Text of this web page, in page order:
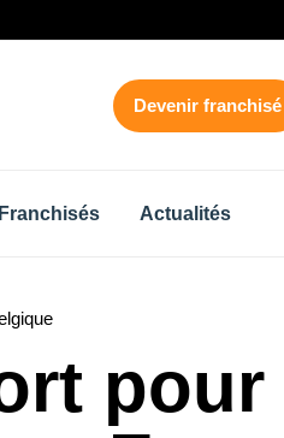
Devenir franchisé
Actualités
pour